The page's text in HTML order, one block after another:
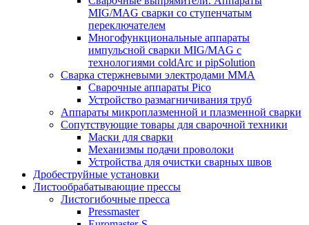
MIG/MAG сварки со ступенчатым
переключателем
Многофункциональные аппараты
импульсной сварки MIG/MAG с
технологиями coldArc и pipSolution
Сварка стержневыми электродами MMA
Сварочные аппараты Pico
Устройство размагничивания труб
Аппараты микроплазменной и плазменной сварки
Сопутствующие товары для сварочной техники
Маски для сварки
Механизмы подачи проволоки
Устройства для очистки сварных швов
Дробеструйные установки
Листообрабатывающие прессы
Листогибочные пресса
Pressmaster